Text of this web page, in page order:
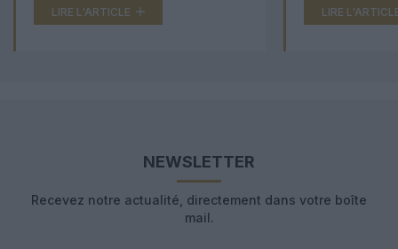
LIRE L'ARTICLE LIRE
NEWSLETTER
Recevez notre actualité, directement dans votre boîte
mail.